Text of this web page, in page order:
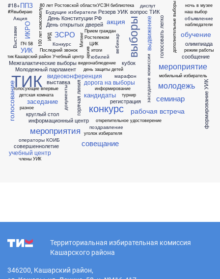
#18+
#Явыбираю 100 лет комсомолу
80 лет Ростовской области
Акция
Будущие избиратели
Выставки
День Конституции РФ
День открытых дверей
ЗСРО
ИКРО ИРД
Кашарский район
Конкурс
Межгалактические выборы
Митинг
Молодежный парламент
ППЗ
ПЧ 58
Последний звонок
Прием граждан
Резерв УИК
Ростелеком
ТИК
УИК
УСЗН
Учебный центр
ЦИК
акция
архив
библиотека
вебинар
видеоконференция
видеонаблюдение
вопрос ТИК
выборы выдвижение
выставка
голосование
голосовать легко
голосующие впервые горячая линия
день защиты детей
детская комната
диспут
документы
дополнительные выборы
дорога на выборы
заседание заседание комиссии
информационный центр
информирование
итоги
кандидаты
конкурс
круглый стол
кубок
марафон
мероприятие
мероприятия
мобильный избиратель
молодежь
наблюдатели
наш выбор
ночь в музее
обучение
объявление
олимпиада
операторы КОИБ
открепительное удостоверение
поздравление
рабочая встреча
разное
регистрация
режим работы
семинар
совершеннолетие совещание
сообщение
тик
турнир
уголок избирателя
учебный центр
формирование УИК
члены УИК
юбилей
Территориальная избирательная комиссия
Кашарского района
346200, Кашарский район,